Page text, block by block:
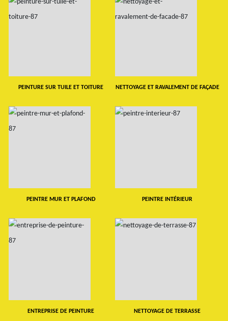
PEINTURE SUR TUILE ET TOITURE NETTOYAGE ET RAVALEMENT DE FAÇADE
PEINTRE MUR ET PLAFOND PEINTRE INTÉRIEUR
ENTREPRISE DE PEINTURE NETTOYAGE DE TERRASSE